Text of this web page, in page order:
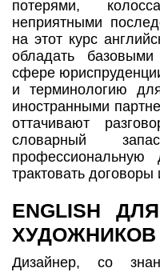
потерями,
неприятными
на этот курс
обладать
сфере
и терминологию
иностранными
оттачивают
словарный
профессиональную
трактовать договоры
ENGLISH
ХУДОЖНИКОВ
Дизайнер, со